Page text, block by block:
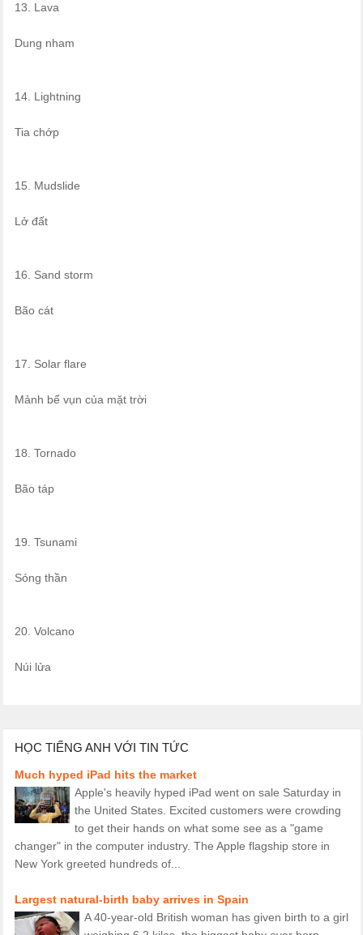
13. Lava
Dung nham
14. Lightning
Tia chớp
15. Mudslide
Lở đất
16. Sand storm
Bão cát
17. Solar flare
Mảnh bể vụn của mặt trời
18. Tornado
Bão táp
19. Tsunami
Sóng thần
20. Volcano
Núi lửa
HỌC TIẾNG ANH VỚI TIN TỨC
Much hyped iPad hits the market
Apple's heavily hyped iPad went on sale Saturday in
the United States. Excited customers were crowding
to get their hands on what some see as a "game
changer" in the computer industry. The Apple flagship store in
New York greeted hundreds of...
Largest natural-birth baby arrives in Spain
A 40-year-old British woman has given birth to a girl